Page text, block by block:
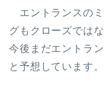
エントランスのミ
グもクローズでは
今後まだエントラ
と予想しています。